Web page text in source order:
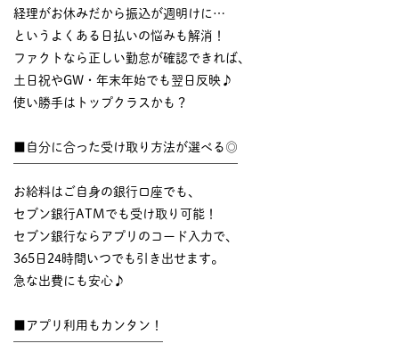
経理がお休みだから振込が週明けに…
というよくある日払いの悩みも解消！
ファクトなら正しい勤怠が確認できれば、
土日祝やGW・年末年始でも翌日反映♪
使い勝手はトップクラスかも？
■自分に合った受け取り方法が選べる◎
お給料はご自身の銀行口座でも、
セブン銀行ATMでも受け取り可能！
セブン銀行ならアプリのコード入力で、
365日24時間いつでも引き出せます。
急な出費にも安心♪
■アプリ利用もカンタン！